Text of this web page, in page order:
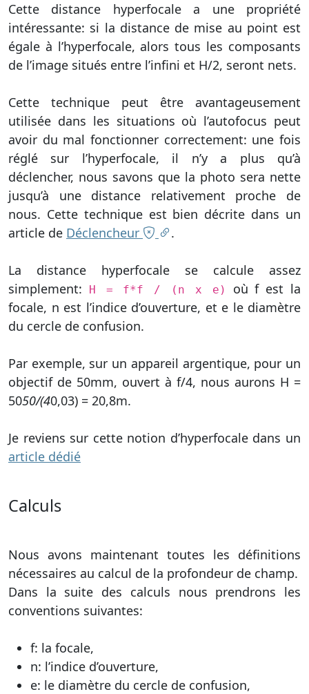
Cette distance hyperfocale a une propriété
intéressante: si la distance de mise au point est
égale à l’hyperfocale, alors tous les composants
de l’image situés entre l’infini et H/2, seront nets.
Cette technique peut être avantageusement
utilisée dans les situations où l’autofocus peut
avoir du mal fonctionner correctement: une fois
réglé sur l’hyperfocale, il n’y a plus qu’à
déclencher, nous savons que la photo sera nette
jusqu’à une distance relativement proche de
nous. Cette technique est bien décrite dans un
article de Déclencheur .
La distance hyperfocale se calcule assez
simplement:
H = f*f / (n x e)
où f est la
focale, n est l’indice d’ouverture, et e le diamètre
du cercle de confusion.
Par exemple, sur un appareil argentique, pour un
objectif de 50mm, ouvert à f/4, nous aurons H =
5050/(40,03) = 20,8m.
Je reviens sur cette notion d’hyperfocale dans un
article dédié
Calculs
Nous avons maintenant toutes les définitions
nécessaires au calcul de la profondeur de champ.
Dans la suite des calculs nous prendrons les
conventions suivantes:
f: la focale,
n: l’indice d’ouverture,
e: le diamètre du cercle de confusion,